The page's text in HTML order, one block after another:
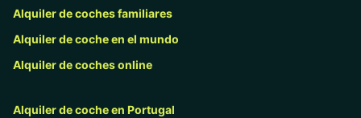
Alquiler de coches familiares
Alquiler de coche en el mundo
Alquiler de coches online
Alquiler de coche en Portugal